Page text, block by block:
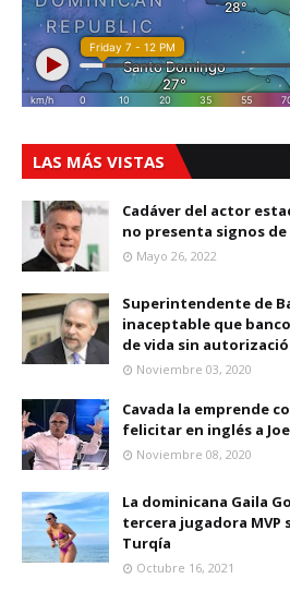
LAS MÁS VISTAS
Cadáver del actor
no presenta signos
Mayo 26, 2022
Superintendente de
inaceptable que
de vida sin
Noviembre 03, 2020
Cavada la emprende
felicitar en inglés a
Noviembre 08, 2020
La dominicana Gaila
tercera jugadora MVP
Turqía
Octubre 16, 2021